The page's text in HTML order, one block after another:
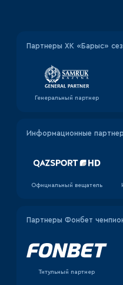
Партнеры ХК «Барыс»
Генеральный партнер
Информационные
Официальный вещатель
Партнеры Фонбет
Титульный партнер